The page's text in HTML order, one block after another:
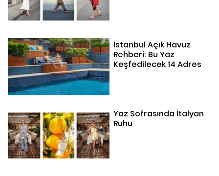
İstanbul Açık Havuz
Rehberi: Bu Yaz
Keşfedilecek 14 Adres
Yaz Sofrasında İtalyan
Ruhu